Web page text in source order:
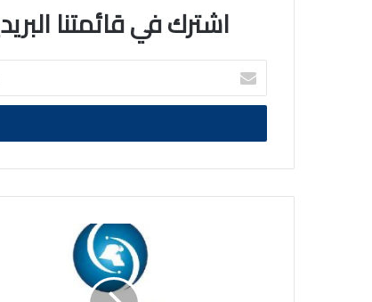
اشترك في قائمتنا
اكتب
بريدك
الالكتروني